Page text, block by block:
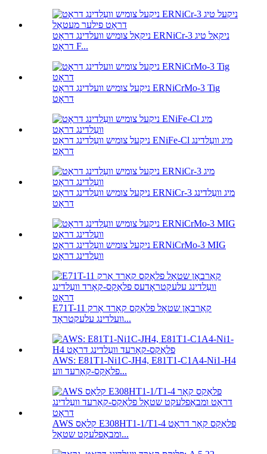
ניקאַל צומיש וועלדינג דראָט ERNiCr-3 ניקאַל טיג
דראָט F...
ניקעל צומיש וועלדינג דראָט ERNiCrMo-3 Tig
דראָט
ניקעל צומיש וועַלדינג דראָט ENiFe-Cl מיג וועַלדינג
דראָט
ניקעל צומיש וועַלדינג דראָט ERNiCr-3 מיג וועַלדינג
דראָט
ניקעל צומיש וועַלדינג דראָט ERNiCrMo-3 MIG
וועַלדינג דראָט
E71T-11 קאַרבאָן שטאָל פלאַקס קאָרד אַרק
וועלדינג עלעקטראָד...
AWS: E81T1-Ni1C-JH4, E81T1-C1A4-Ni1-H4
פלאַקס-קאָרעד ווע...
AWS קלאַס E308HT1-1/T1-4 פלאַקס קאָר דראָט
ומבאַפלעקט שטאָל...